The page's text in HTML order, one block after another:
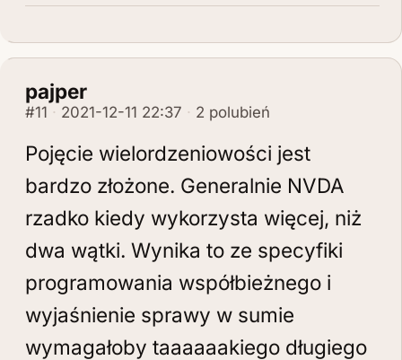
pajper
#11 2021-12-11 22:37 2 polubień
Pojęcie wielordzeniowości jest
bardzo złożone. Generalnie NVDA
rzadko kiedy wykorzysta więcej, niż
dwa wątki. Wynika to ze specyfiki
programowania współbieżnego i
wyjaśnienie sprawy w sumie
wymagałoby taaaaaakiego długiego